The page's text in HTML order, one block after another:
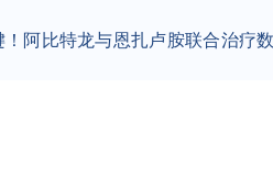
阿比特龙与恩扎卢胺联合治疗